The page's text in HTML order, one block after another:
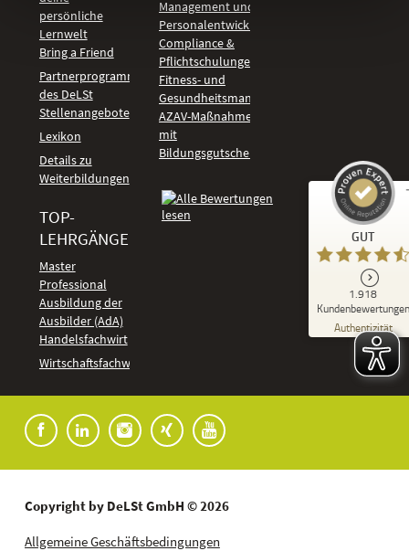
persönliche
Lernwelt
Bring a Friend
Partnerprogramm
des DeLSt
Stellenangebote
Lexikon
Details zu
Weiterbildungen
TOP-
LEHRGÄNGE
Master
Professional
Ausbildung der
Ausbilder (AdA)
Handelsfachwirt
Wirtschaftsfachwirt
Management und
Personalentwicklung
Compliance &
Pflichtschulungen
Fitness- und
Gesundheitsmanagement
AZAV-Maßnahmen
mit
Bildungsgutschein
GUT
1.918
Kundenbewertungen
Authentizität
Kundenbewertungen und Erfahrungen zu
DeLSt - Deutsches eLearning Studieninstitut
92
%
Empfehlungen auf
ProvenExpert.com
91
anderen Quellen
Copyright by DeLSt GmbH © 2026
Allgemeine Geschäftsbedingungen